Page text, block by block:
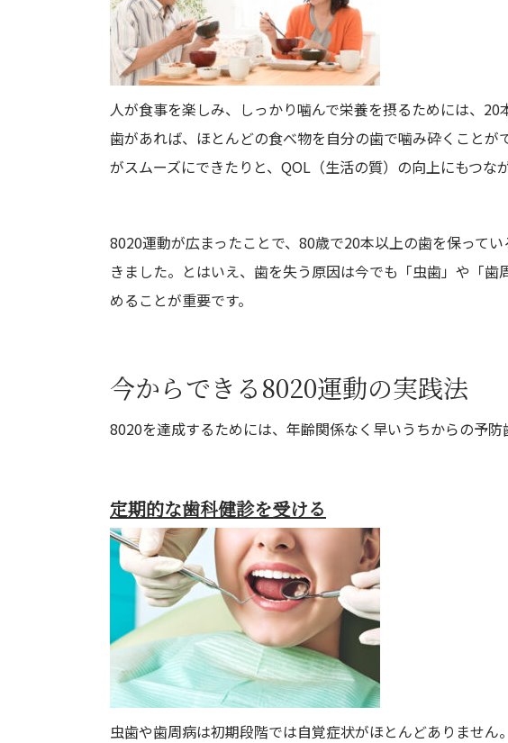
人が食事を楽しみ、しっかり噛んで栄養を摂るためには、
歯があれば、ほとんどの食べ物を自分の歯で噛み砕くこと
がスムーズにできたりと、QOL（生活の質）の向上にもつなが
8020運動が広まったことで、80歳で20本以上の歯を保って
きました。とはいえ、歯を失う原因は今でも「虫歯」や「
めることが重要です。
今からできる8020運動の実践法
8020を達成するためには、年齢関係なく早いうちからの予防
定期的な歯科健診を受ける
虫歯や歯周病は初期段階では自覚症状がほとんどありませ